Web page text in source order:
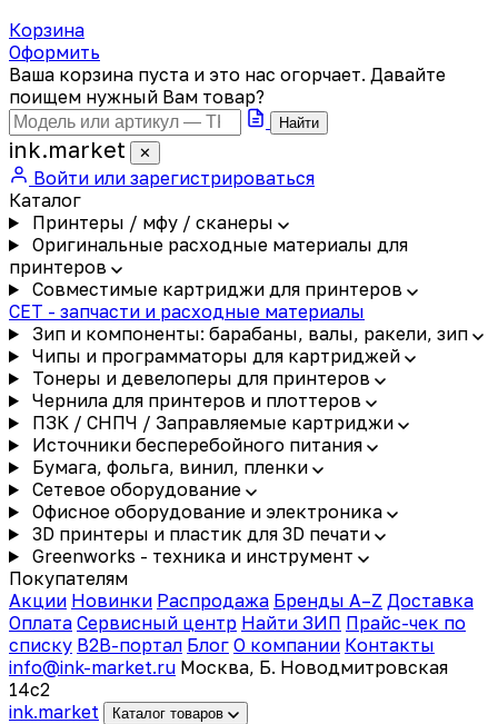
Корзина
Оформить
Ваша корзина пуста и это нас огорчает. Давайте
поищем нужный Вам товар?
Найти
ink.market ✕
Войти или зарегистрироваться
Каталог
Принтеры / мфу / сканеры
Оригинальные расходные материалы для
принтеров
Совместимые картриджи для принтеров
CET - запчасти и расходные материалы
Зип и компоненты: барабаны, валы, ракели, зип
Чипы и программаторы для картриджей
Тонеры и девелоперы для принтеров
Чернила для принтеров и плоттеров
ПЗК / СНПЧ / Заправляемые картриджи
Источники бесперебойного питания
Бумага, фольга, винил, пленки
Сетевое оборудование
Офисное оборудование и электроника
3D принтеры и пластик для 3D печати
Greenworks - техника и инструмент
Покупателям
Акции Новинки Распродажа Бренды A–Z Доставка
Оплата Сервисный центр Найти ЗИП Прайс-чек по
списку B2B-портал Блог О компании Контакты
info@ink-market.ru Москва, Б. Новодмитровская
14с2
ink.market Каталог товаров